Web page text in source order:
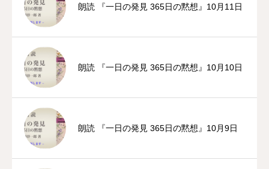
朗読 『一日の発見 365日の黙想』10月11日
朗読 『一日の発見 365日の黙想』10月10日
朗読 『一日の発見 365日の黙想』10月9日